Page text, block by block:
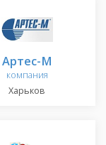
Артес-М
компания
Харьков